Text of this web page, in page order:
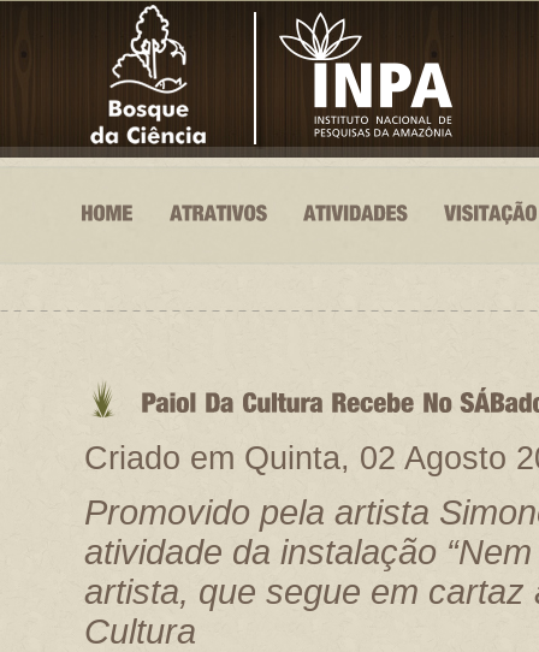
Criado em Quinta, 02 Agosto
Promovido pela artista
atividade da instalação
artista, que segue em
Cultura